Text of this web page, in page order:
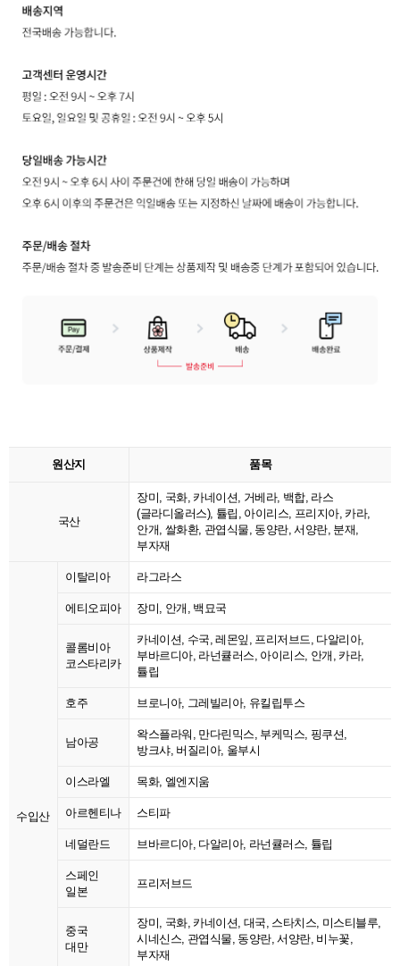
원산지 품목
국산
장미, 국화, 카네이션, 거베라, 백합, 라스
(글라디올러스), 튤립, 아이리스, 프리지아, 카라,
안개, 쌀화환, 관엽식물, 동양란, 서양란, 분재,
부자재
수입산
이탈리아 라그라스
에티오피아 장미, 안개, 백묘국
콜롬비아
코스타리카
카네이션, 수국, 레몬잎, 프리저브드, 다알리아,
부바르디아, 라넌큘러스, 아이리스, 안개, 카라,
튤립
호주 브로니아, 그레빌리아, 유킬립투스
남아공
왁스플라워, 만다린믹스, 부케믹스, 핑쿠션,
방크샤, 버질리아, 울부시
이스라엘 목화, 엘엔지움
아르헨티나 스티파
네덜란드 브바르디아, 다알리아, 라넌큘러스, 튤립
스페인
일본
프리저브드
중국
대만
장미, 국화, 카네이션, 대국, 스타치스, 미스티블루,
시네신스, 관엽식물, 동양란, 서양란, 비누꽃,
부자재